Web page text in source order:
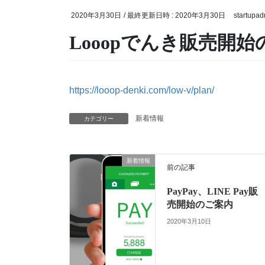
2020年3月30日 / 最終更新日時 : 2020年3月30日
Looopでんき販売開始
https://looop-denki.com/low-v/plan/
カテゴリー 新着情報
新着情報
前の記事
PayPay、LINE Pay販
売開始のご案内
2020年3月10日